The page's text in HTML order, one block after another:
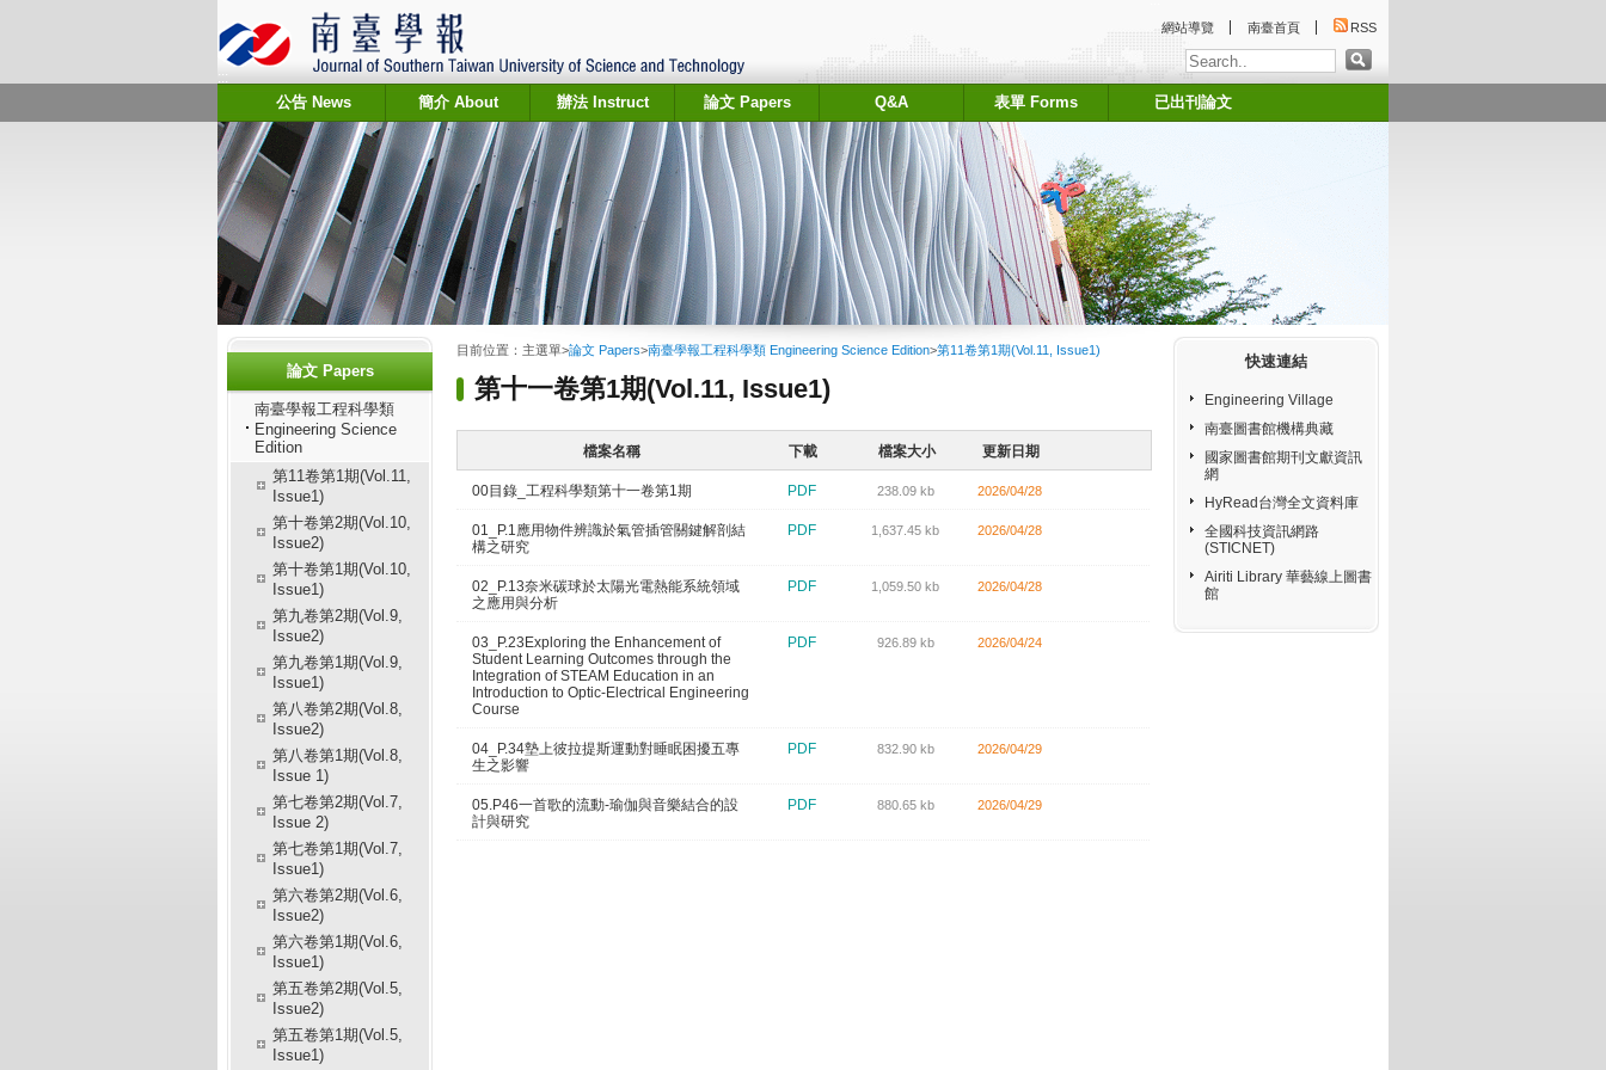
網站導覽 南臺首頁 RSS
:::
公告 News 簡介 About 辦法 Instruct 論文 Papers Q&A 表單 Forms 已出刊論文
論文 Papers
南臺學報工程科學類
Engineering Science
Edition
第11卷第1期(Vol.11,
Issue1)
第十卷第2期(Vol.10,
Issue2)
第十卷第1期(Vol.10,
Issue1)
第九卷第2期(Vol.9,
Issue2)
第九卷第1期(Vol.9,
Issue1)
第八卷第2期(Vol.8,
Issue2)
第八卷第1期(Vol.8,
Issue 1)
第七卷第2期(Vol.7,
Issue 2)
第七卷第1期(Vol.7,
Issue1)
第六卷第2期(Vol.6,
Issue2)
第六卷第1期(Vol.6,
Issue1)
第五卷第2期(Vol.5,
Issue2)
第五卷第1期(Vol.5,
Issue1)
目前位置： 主選單>論文 Papers>南臺學報工程科學類 Engineering Science Edition>第11卷第1期(Vol.11, Issue1)
第十一卷第1期(Vol.11, Issue1)
檔案名稱 下載 檔案大小 更新日期
00目錄_工程科學類第十一卷第1期 PDF 238.09 kb 2026/04/28
01_P.1應用物件辨識於氣管插管關鍵解剖結
構之研究
PDF 1,637.45 kb 2026/04/28
02_P.13奈米碳球於太陽光電熱能系統領域
之應用與分析
PDF 1,059.50 kb 2026/04/28
03_P.23Exploring the Enhancement of
Student Learning Outcomes through the
Integration of STEAM Education in an
Introduction to Optic-Electrical Engineering
Course
PDF 926.89 kb 2026/04/24
04_P.34墊上彼拉提斯運動對睡眠困擾五專
生之影響
PDF 832.90 kb 2026/04/29
05.P46一首歌的流動-瑜伽與音樂結合的設
計與研究
PDF 880.65 kb 2026/04/29
快速連結
Engineering Village
南臺圖書館機構典藏
國家圖書館期刊文獻資訊
網
HyRead台灣全文資料庫
全國科技資訊網路
(STICNET)
Airiti Library 華藝線上圖書
館